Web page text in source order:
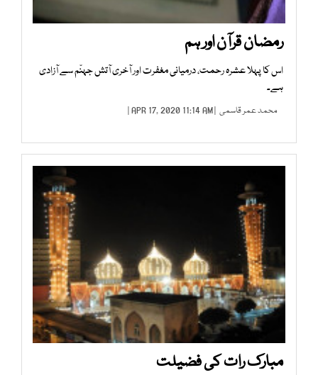
رمضان قرآن اور ہم
اس کا پہلا عشرہ رحمت، درمیانی مغفرت اور آخری آتش جہنّم سے آزادی
ہے۔
محمد عمر قاسمی | APR 17, 2020 11:14 AM |
مبارک رات کی فضیلت